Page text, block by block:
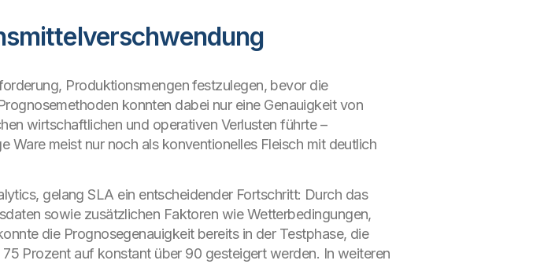
Produktionsmengen festzulegen, bevor die
konnten dabei nur eine Genauigkeit von
wirtschaftlichen und operativen Verlusten führte –
meist nur noch als konventionelles Fleisch mit deutlich
gelang SLA ein entscheidender Fortschritt: Durch das
sowie zusätzlichen Faktoren wie Wetterbedingungen,
die Prognosegenauigkeit bereits in der Testphase, die
Prozent auf konstant über 90 gesteigert werden. In weiteren